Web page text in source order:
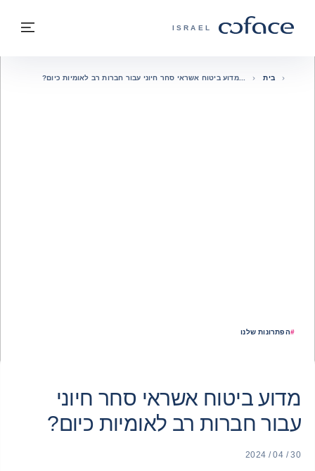
COFACE - אתר הקבוצה
ISRAEL
בחזרה לעמוד הבית
#הפתרונות שלנו
בית מדוע ביטוח אשראי סחר חיוני עבור חברות רב לאומיות כיום?
מדוע ביטוח אשראי סחר חיוני
עבור חברות רב לאומיות כיום?
30 / 04 / 2024